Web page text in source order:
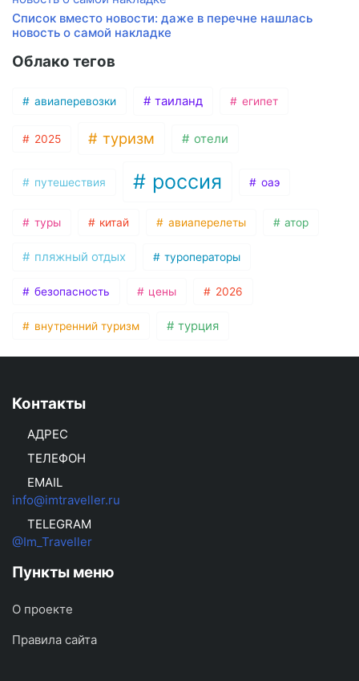
Список вместо новости: даже в перечне нашлась
новость о самой накладке
Облако тегов
авиаперевозки таиланд египет
2025 туризм отели
путешествия россия оаэ
туры китай авиаперелеты атор
пляжный отдых туроператоры
безопасность цены 2026
внутренний туризм турция
Контакты
АДРЕС
ТЕЛЕФОН
EMAIL
info@imtraveller.ru
TELEGRAM
@Im_Traveller
Пункты меню
О проекте
Правила сайта